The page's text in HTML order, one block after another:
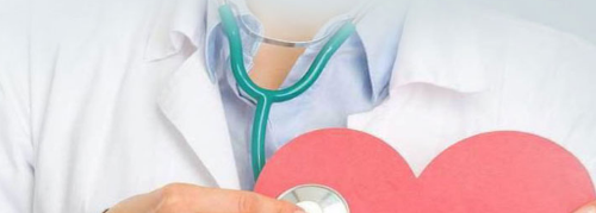
心肌炎
脑梗塞
脑出血